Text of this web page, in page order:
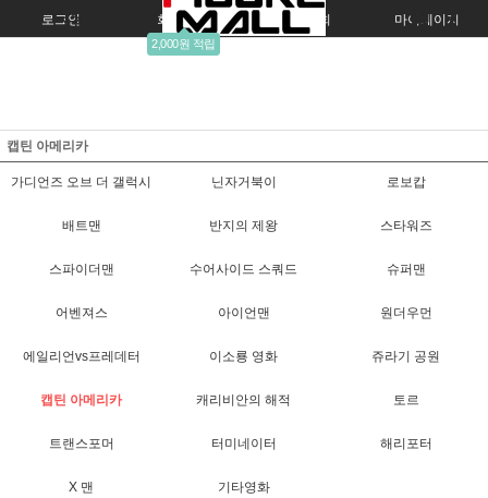
로그인 회원가입
2,000원 적립
주문조회 마이페이지
캡틴 아메리카
가디언즈 오브 더 갤럭시 닌자거북이 로보캅
배트맨 반지의 제왕 스타워즈
스파이더맨 수어사이드 스쿼드 슈퍼맨
어벤져스 아이언맨 원더우먼
에일리언vs프레데터 이소룡 영화 쥬라기 공원
캡틴 아메리카 캐리비안의 해적 토르
트랜스포머 터미네이터 해리포터
X 맨 기타영화